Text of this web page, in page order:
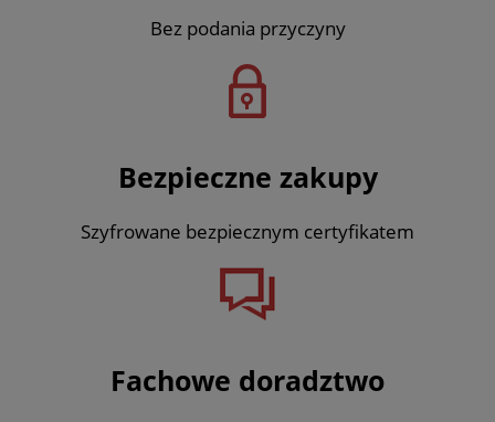
Bez podania przyczyny
Bezpieczne zakupy
Szyfrowane bezpiecznym certyfikatem
Fachowe doradztwo